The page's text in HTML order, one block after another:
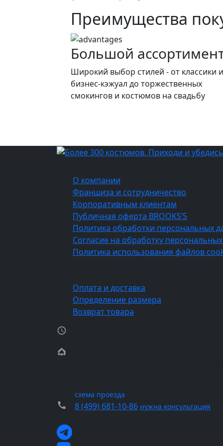
10
500 ₽.
Преимущества
Большой
Широкий выбор стилей - от классики и
бизнес-кэжуал до торжественных
смокингов и костюмов на свадьбу
О компании
Франшиза и сотрудничество
Корпоративным клиентам
Публичная оферта BROOKS’S
Политика обработки персональных
Согласие на обработку
Политика использования файлов
Оплата и доставка
Определение размера
Возврат товара
схема проезда
8 (499) 681-10-86 нужна консультация